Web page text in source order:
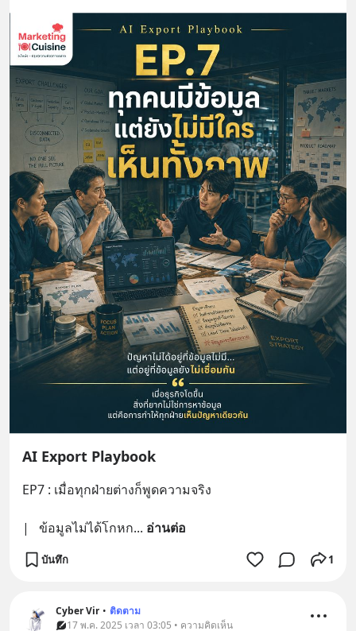
AI Export Playbook
EP7 : เมื่อทุกฝ่ายต่างก็พูดความจริง
|   ข้อมูลไม่ได้โกหก... อ่านต่อ
บันทึก 1
Cyber Vir • ติดตาม
17 พ.ค. 2025 เวลา 03:05 • ความคิดเห็น